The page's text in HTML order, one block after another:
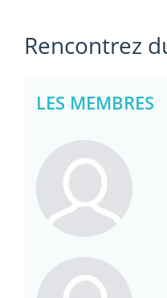
Rencontrez
LES MEMBRES